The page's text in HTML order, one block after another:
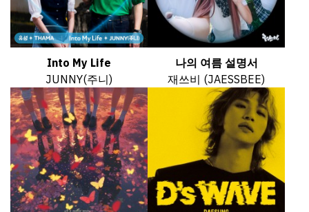
Into My Life
JUNNY(주니)
나의 여름 설명서
재쓰비 (JAESSBEE)